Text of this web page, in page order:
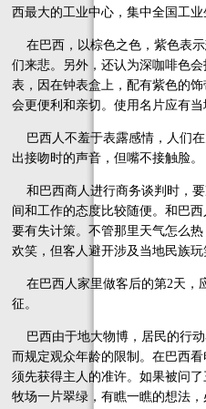
西最大的工业中心，集中全国工
在巴西，以棕色之色，紫色表示
们来悲。另外，还认为深咖啡色
表，因在钟表盒上，配有紫色的
会更便利和亲切。使用名片应有
巴西人不羞于表露感情，人们在
出接吻时的声音，但嘴不接触脸。
和巴西商人进行商务谈判时，要
间和工作的态度比较随便。和巴
要有失计策。不管那里天气怎么
欢笑，但客人避开涉及当地民族
在巴西人家里做客后的第2天，
征。
巴西由于地大物博，居民的行动
而规定观众年龄的限制。在巴西
须先获得主人的准许。如果被问
牧场一片翠绿，有瞧一瞧的想法